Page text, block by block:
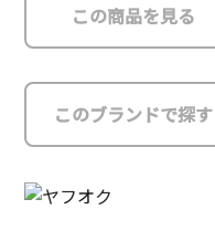
この商品を見る
このブランドで探す